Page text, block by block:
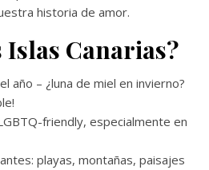
historia de amor.
Islas Canarias?
año – ¿luna de miel en invierno?
friendly, especialmente en
playas, montañas, paisajes